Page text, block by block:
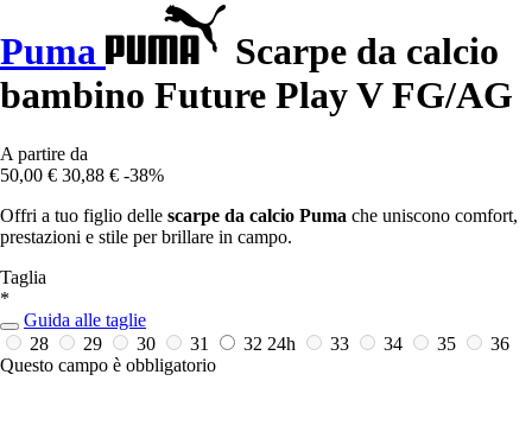
Puma
Scarpe da calcio
bambino Future Play V FG/AG
A partire da
50,00 € 30,88 € -38%
Offri a tuo figlio delle scarpe da calcio Puma che uniscono comfort,
prestazioni e stile per brillare in campo.
Taglia
*
Guida alle taglie
28
29 30 31 32 24h 33 34 35
36
Questo campo è obbligatorio